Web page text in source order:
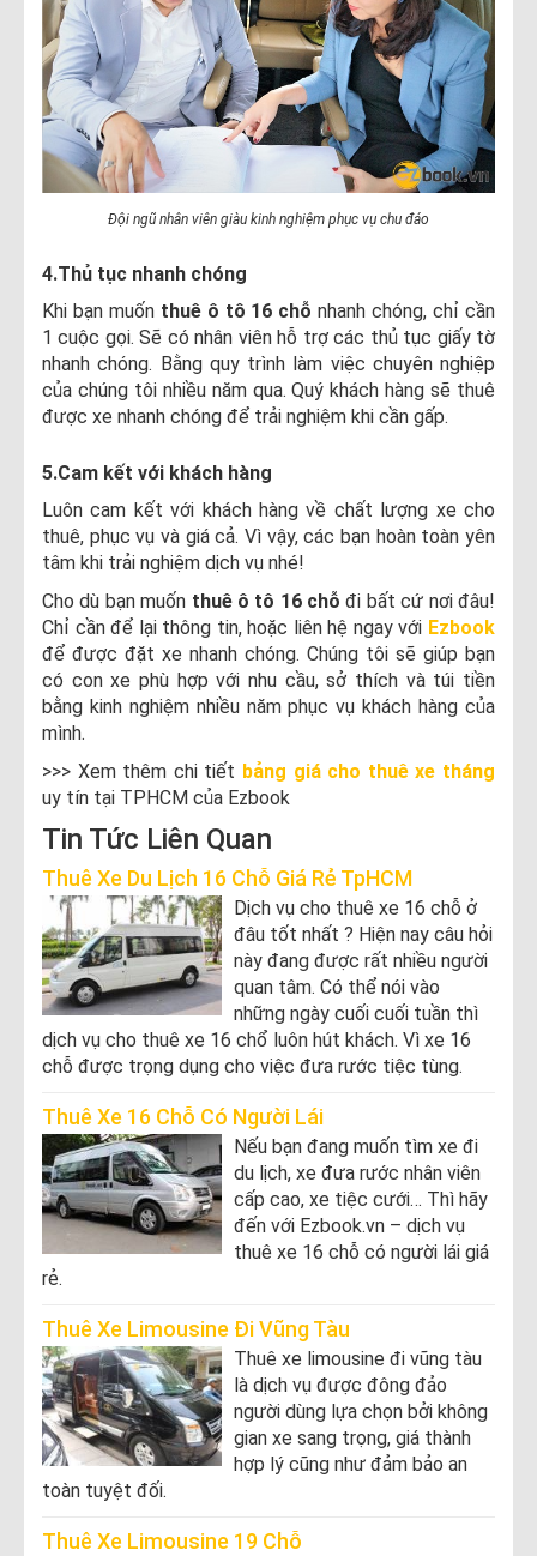
Đội ngũ nhân viên giàu kinh nghiệm phục vụ chu đáo
4.Thủ tục nhanh chóng
Khi bạn muốn thuê ô tô 16 chỗ nhanh chóng, chỉ cần
1 cuộc gọi. Sẽ có nhân viên hỗ trợ các thủ tục giấy tờ
nhanh chóng. Bằng quy trình làm việc chuyên nghiệp
của chúng tôi nhiều năm qua. Quý khách hàng sẽ thuê
được xe nhanh chóng để trải nghiệm khi cần gấp.
5.Cam kết với khách hàng
Luôn cam kết với khách hàng về chất lượng xe cho
thuê, phục vụ và giá cả. Vì vậy, các bạn hoàn toàn yên
tâm khi trải nghiệm dịch vụ nhé!
Cho dù bạn muốn thuê ô tô 16 chỗ đi bất cứ nơi đâu!
Chỉ cần để lại thông tin, hoặc liên hệ ngay với Ezbook
để được đặt xe nhanh chóng. Chúng tôi sẽ giúp bạn
có con xe phù hợp với nhu cầu, sở thích và túi tiền
bằng kinh nghiệm nhiều năm phục vụ khách hàng của
mình.
>>> Xem thêm chi tiết bảng giá cho thuê xe tháng
uy tín tại TPHCM của Ezbook
Tin Tức Liên Quan
Thuê Xe Du Lịch 16 Chỗ Giá Rẻ TpHCM
Dịch vụ cho thuê xe 16 chỗ ở
đâu tốt nhất ? Hiện nay câu hỏi
này đang được rất nhiều người
quan tâm. Có thể nói vào
những ngày cuối cuối tuần thì
dịch vụ cho thuê xe 16 chổ luôn hút khách. Vì xe 16
chỗ được trọng dụng cho việc đưa rước tiệc tùng.
Thuê Xe 16 Chỗ Có Người Lái
Nếu bạn đang muốn tìm xe đi
du lịch, xe đưa rước nhân viên
cấp cao, xe tiệc cưới… Thì hãy
đến với Ezbook.vn – dịch vụ
thuê xe 16 chỗ có người lái giá
rẻ.
Thuê Xe Limousine Đi Vũng Tàu
Thuê xe limousine đi vũng tàu
là dịch vụ được đông đảo
người dùng lựa chọn bởi không
gian xe sang trọng, giá thành
hợp lý cũng như đảm bảo an
toàn tuyệt đối.
Thuê Xe Limousine 19 Chỗ